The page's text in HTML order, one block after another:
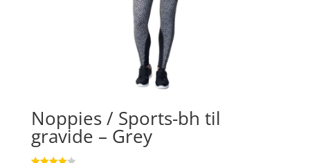
Noppies / Sports-bh til
gravide – Grey